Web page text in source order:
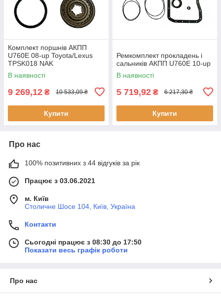
Комплект поршнів АКПП
U760E 08-up Toyota/Lexus
TPSK018 NAK
В наявності
9 269,12 ₴ 10 533,09 ₴
Купити
Ремкомплект прокладень і
сальників АКПП U760E 10-up
В наявності
5 719,92 ₴ 6 217,30 ₴
Купити
Про нас
100% позитивних з 44 відгуків за рік
Працює з 03.06.2021
м. Київ
Столичне Шосе 104, Київ, Україна
Контакти
Сьогодні працює з 08:30 до 17:50
Показати весь графік роботи
Про нас